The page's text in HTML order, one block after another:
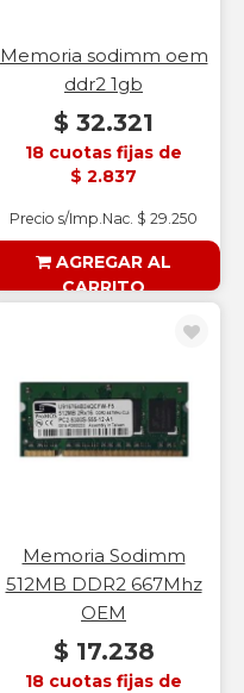
Memoria sodimm oem
ddr2 1gb
$ 32.321
18 cuotas fijas de
$ 2.837
Precio s/Imp.Nac. $ 29.250
AGREGAR AL
CARRITO
Memoria Sodimm
512MB DDR2 667Mhz
OEM
$ 17.238
18 cuotas fijas de